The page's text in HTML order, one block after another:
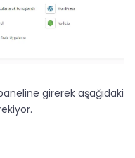
girerek aşağıdaki